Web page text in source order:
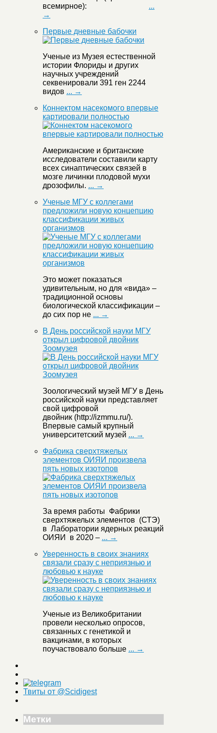
всемирное): ...
→
Первые дневные бабочки
Ученые из Музея естественной
истории Флориды и других
научных учреждений
секвенировали 391 ген 2244
видов ... →
Коннектом насекомого впервые
картировали полностью
Американские и британские
исследователи составили карту
всех синаптических связей в
мозге личинки плодовой мухи
дрозофилы. ... →
Ученые МГУ с коллегами
предложили новую концепцию
классификации живых
организмов
Это может показаться
удивительным, но для «вида» –
традиционной основы
биологической классификации –
до сих пор не ... →
В День российской науки МГУ
открыл цифровой двойник
Зоомузея
Зоологический музей МГУ в День
российской науки представляет
свой цифровой
двойник (http://izmmu.ru/).
Впервые самый крупный
университетский музей ... →
Фабрика сверхтяжелых
элементов ОИЯИ произвела
пять новых изотопов
За время работы Фабрики
сверхтяжелых элементов (СТЭ)
в Лаборатории ядерных реакций
ОИЯИ в 2020 – ... →
Уверенность в своих знаниях
связали сразу с неприязнью и
любовью к науке
Ученые из Великобритании
провели несколько опросов,
связанных с генетикой и
вакцинами, в которых
поучаствовало больше ... →
Твиты от @Scidigest
Метки